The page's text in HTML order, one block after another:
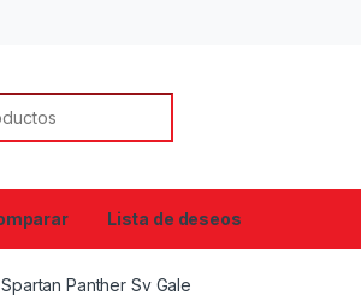
Lista de deseos
Panther Sv Gale